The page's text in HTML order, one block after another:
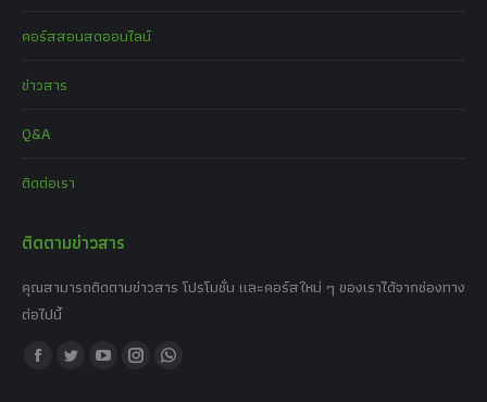
คอร์สสอนสดออนไลน์
ข่าวสาร
Q&A
ติดต่อเรา
ติดตามข่าวสาร
คุณสามารถติดตามข่าวสาร โปรโมชั่น และคอร์สใหม่ ๆ ของเราได้จากช่องทาง
ต่อไปนี้
Find us on:
Facebook
TwitterYouTubeInstagramWhatsapp